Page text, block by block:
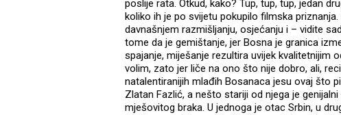
poslije rata. Otkud, kako? Tup, tup, tup, jedan
koliko ih je po svijetu pokupilo filmska
davnašnjem razmišljanju, osjećanju i – vidite
tome da je gemištanje, jer Bosna je granica
spajanje, miješanje rezultira uvijek kvalitetnijim
volim, zato jer liče na ono što nije dobro, ali,
natalentiranijih mlađih Bosanaca jesu ovaj što
Zlatan Fazlić, a nešto stariji od njega je
mješovitog braka. U jednoga je otac Srbin, u